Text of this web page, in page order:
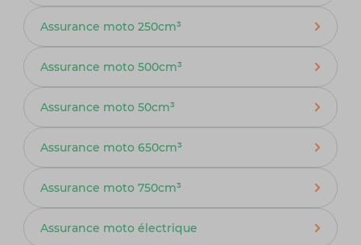
Assurance moto 250cm³
Assurance moto 500cm³
Assurance moto 50cm³
Assurance moto 650cm³
Assurance moto 750cm³
Assurance moto électrique